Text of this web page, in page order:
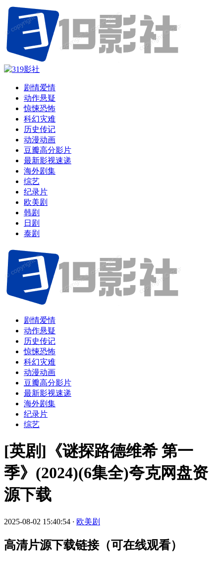
剧情爱情
动作悬疑
惊悚恐怖
科幻灾难
历史传记
动漫动画
豆瓣高分影片
最新影视速递
海外剧集
综艺
纪录片
欧美剧
韩剧
日剧
泰剧
剧情爱情
动作悬疑
历史传记
惊悚恐怖
科幻灾难
动漫动画
豆瓣高分影片
最新影视速递
海外剧集
纪录片
综艺
[英剧]《谜探路德维希 第一
季》(2024)(6集全)夸克网盘资
源下载
2025-08-02 15:40:54 · 欧美剧
高清片源下载链接（可在线观看）